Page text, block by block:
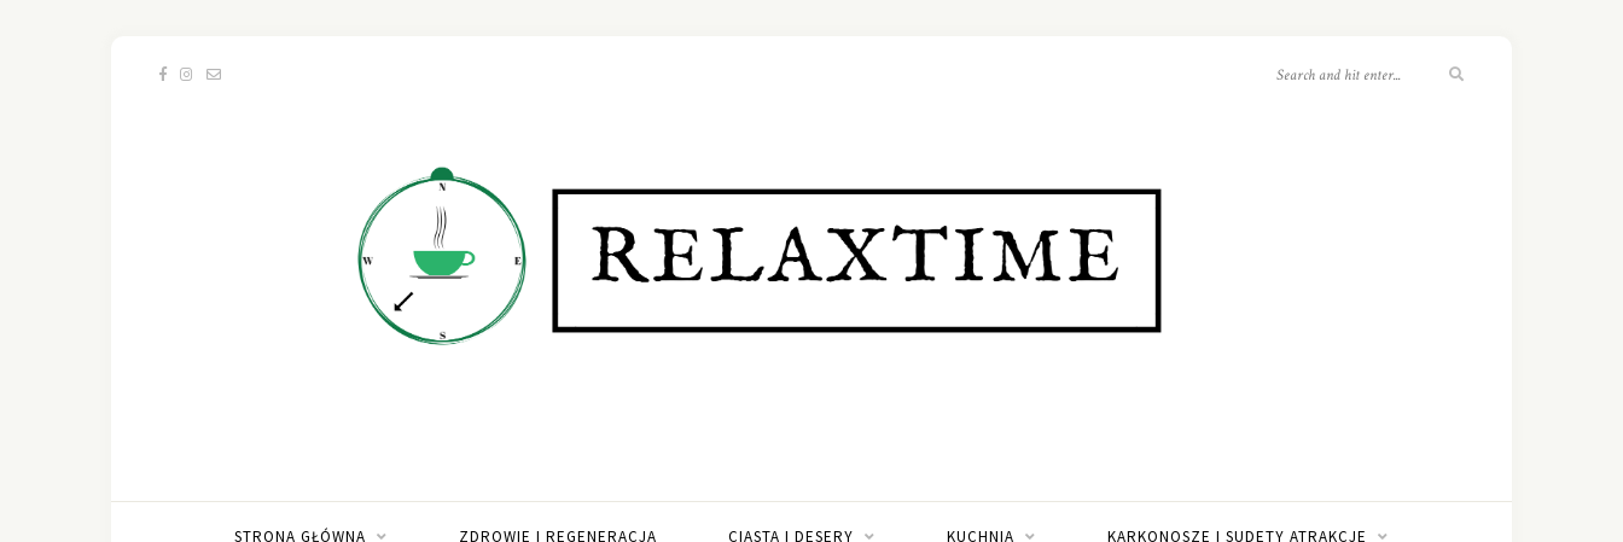
STRONA GŁÓWNA ZDROWIE I REGENERACJA CIASTA I DESERY KUCHNIA KARKONOSZE I SUDETY ATRAKCJE